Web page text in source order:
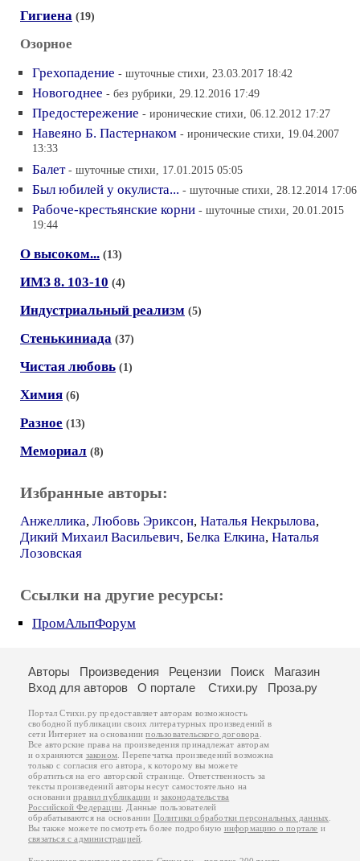
Гигиена (19)
Озорное
Грехопадение - шуточные стихи, 23.03.2017 18:42
Новогоднее - без рубрики, 29.12.2016 17:49
Предостережение - иронические стихи, 06.12.2012 17:27
Навеяно Б. Пастернаком - иронические стихи, 19.04.2007
13:33
Балет - шуточные стихи, 17.01.2015 05:05
Был юбилей у окулиста... - шуточные стихи, 28.12.2014 17:06
Рабоче-крестьянские корни - шуточные стихи, 20.01.2015
19:44
О высоком... (13)
ИМЗ 8. 103-10 (4)
Индустриальный реализм (5)
Стенькиниада (37)
Чистая любовь (1)
Химия (6)
Разное (13)
Мемориал (8)
Избранные авторы:
Анжеллика, Любовь Эриксон, Наталья Некрылова,
Дикий Михаил Васильевич, Белка Елкина, Наталья
Лозовская
Ссылки на другие ресурсы:
ПромАльпФорум
Авторы Произведения Рецензии Поиск
Магазин
Вход для авторов
О портале Стихи.ру Проза.ру
Портал Стихи.ру предоставляет авторам возможность
свободной публикации своих литературных произведений в
сети Интернет на основаниипользовательского договора
Все авторские права на произведения принадлежат авторам
и охраняются законом . Перепечатка произведений возможна
только с согласия его автора, к которому вы можете
обратиться на его авторской странице. Ответственность за
тексты произведений авторы несут самостоятельно на
основанииправил публикации изаконодательства
Российской Федерации . Данные пользователей
обрабатываются на основании Политики обработки персональных данных
Вы также можете посмотреть более подробную информацию о портале и
связаться с администрацией